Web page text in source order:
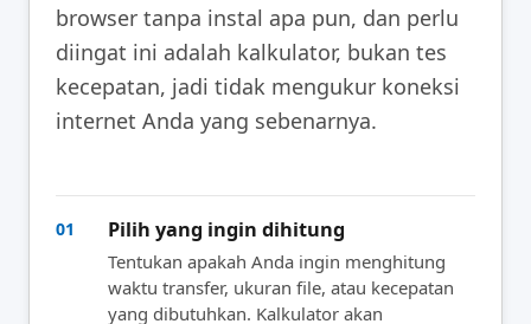
browser tanpa instal apa pun, dan perlu
diingat ini adalah kalkulator, bukan tes
kecepatan, jadi tidak mengukur koneksi
internet Anda yang sebenarnya.
01 Pilih yang ingin dihitung
Tentukan apakah Anda ingin menghitung
waktu transfer, ukuran file, atau kecepatan
yang dibutuhkan. Kalkulator akan